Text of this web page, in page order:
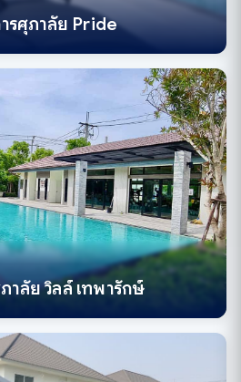
ารศุภาลัย Pride
าลัย วิลล์ เทพารักษ์